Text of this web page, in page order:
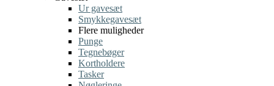
Ur gavesæt
Smykkegavesæt
Flere muligheder
Punge
Tegnebøger
Kortholdere
Tasker